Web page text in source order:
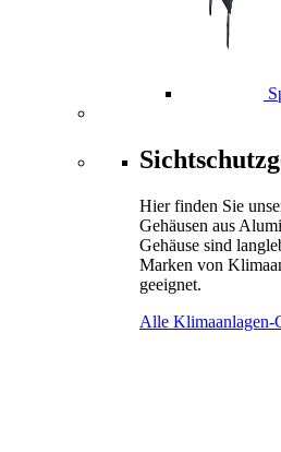
Hier finden Sie
Gehäusen aus
Gehäuse sind
Marken von
geeignet.
Alle Klimaanlagen-